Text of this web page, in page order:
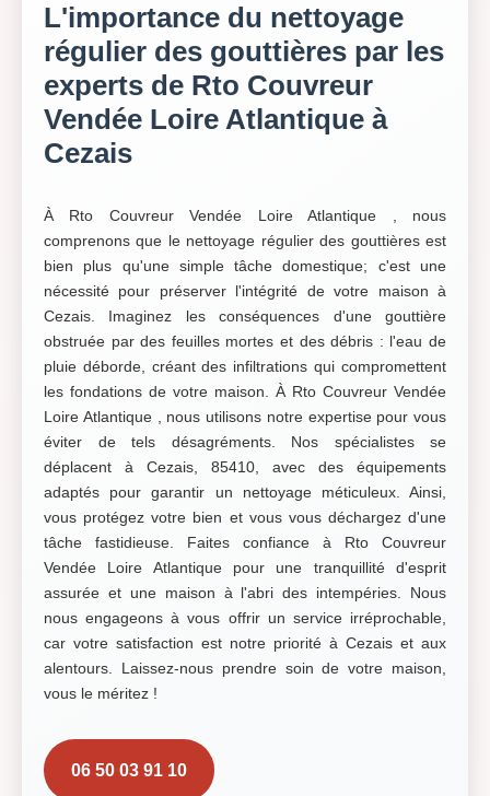
L'importance du nettoyage
régulier des gouttières par les
experts de Rto Couvreur
Vendée Loire Atlantique à
Cezais
À Rto Couvreur Vendée Loire Atlantique , nous
comprenons que le nettoyage régulier des gouttières est
bien plus qu'une simple tâche domestique; c'est une
nécessité pour préserver l'intégrité de votre maison à
Cezais. Imaginez les conséquences d'une gouttière
obstruée par des feuilles mortes et des débris : l'eau de
pluie déborde, créant des infiltrations qui compromettent
les fondations de votre maison. À Rto Couvreur Vendée
Loire Atlantique , nous utilisons notre expertise pour vous
éviter de tels désagréments. Nos spécialistes se
déplacent à Cezais, 85410, avec des équipements
adaptés pour garantir un nettoyage méticuleux. Ainsi,
vous protégez votre bien et vous vous déchargez d'une
tâche fastidieuse. Faites confiance à Rto Couvreur
Vendée Loire Atlantique pour une tranquillité d'esprit
assurée et une maison à l'abri des intempéries. Nous
nous engageons à vous offrir un service irréprochable,
car votre satisfaction est notre priorité à Cezais et aux
alentours. Laissez-nous prendre soin de votre maison,
vous le méritez !
06 50 03 91 10